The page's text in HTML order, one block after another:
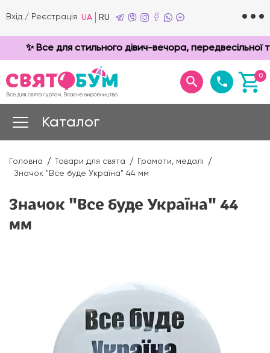
Вхід / Реєстрація UA RU
✨ Все для стильного дівич-вечора,
0
Каталог
Головна Товари для свята
Грамоти, медалі
Значок "Все буде Україна" 44 мм
Значок "Все буде Україна" 44
мм